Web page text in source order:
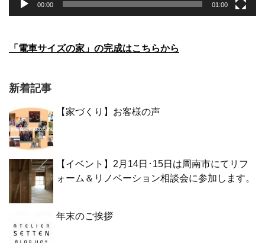
00:00 01:00
「電車サイズの家」の完成はこちらから
新着記事
【家づくり】お客様の声
【イベント】2月14日･15日は周南市にてリフ
ォーム＆リノベーション相談会に参加します。
年末のご挨拶